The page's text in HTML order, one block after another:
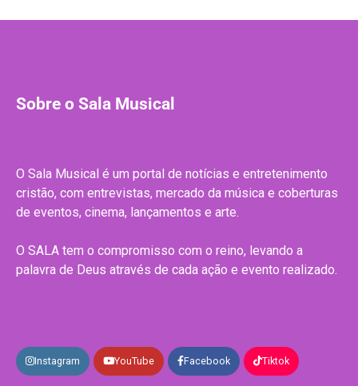
Sobre o Sala Musical
O Sala Musical é um portal de notícias e entretenimento
cristão, com entrevistas, mercado da música e coberturas
de eventos, cinema, lançamentos e arte.
O SALA tem o compromisso com o reino, levando a
palavra de Deus através de cada ação e evento realizado.
Instagram YouTube Facebook Tiktok